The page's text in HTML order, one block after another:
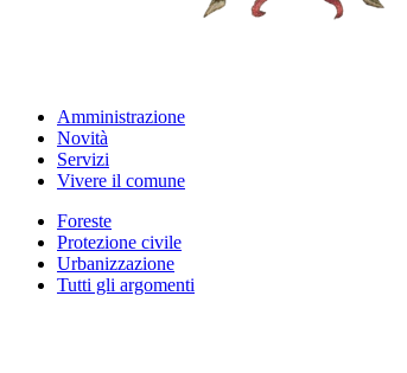
Amministrazione
Novità
Servizi
Vivere il comune
Foreste
Protezione civile
Urbanizzazione
Tutti gli argomenti